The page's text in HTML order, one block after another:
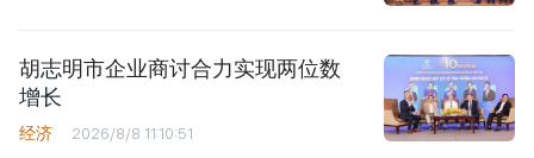
胡志明市企业商讨合力实现两位数
增长
经济 2026/8/8 11:10:51